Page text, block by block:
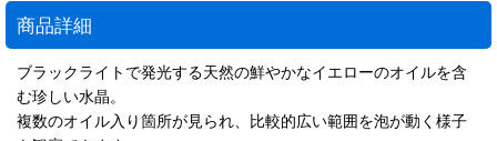
商品詳細
ブラックライトで発光する天然の鮮やかなイエローのオイルを含
む珍しい水晶。
複数のオイル入り箇所が見られ、比較的広い範囲を泡が動く様子